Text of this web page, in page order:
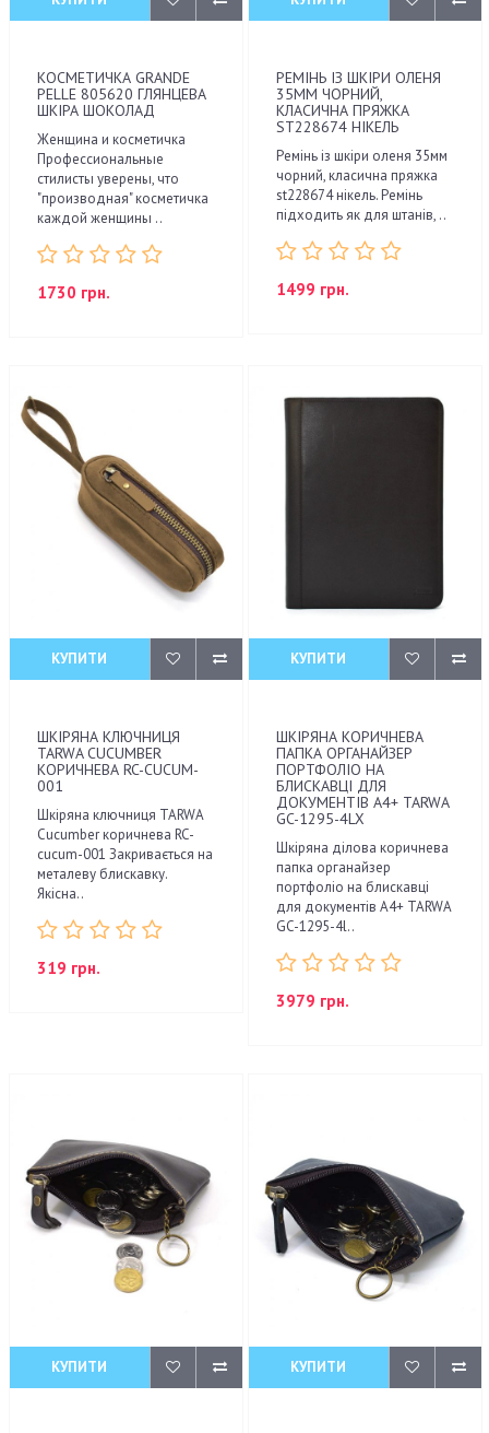
КОСМЕТИЧКА GRANDE
PELLE 805620 ГЛЯНЦЕВА
ШКІРА ШОКОЛАД
Женщина и косметичка
Профессиональные
стилисты уверены, что
"производная" косметичка
каждой женщины ..
1730 грн.
РЕМІНЬ ІЗ ШКІРИ ОЛЕНЯ
35ММ ЧОРНИЙ,
КЛАСИЧНА ПРЯЖКА
ST228674 НІКЕЛЬ
Ремінь із шкіри оленя 35мм
чорний, класична пряжка
st228674 нікель. Ремінь
підходить як для штанів, ..
1499 грн.
КУПИТИ
ШКІРЯНА КЛЮЧНИЦЯ
TARWA CUCUMBER
КОРИЧНЕВА RC-CUCUM-
001
Шкіряна ключниця TARWA
Cucumber коричнева RC-
cucum-001 Закривається на
металеву блискавку.
Якісна..
319 грн.
КУПИТИ
ШКІРЯНА КОРИЧНЕВА
ПАПКА ОРГАНАЙЗЕР
ПОРТФОЛІО НА
БЛИСКАВЦІ ДЛЯ
ДОКУМЕНТІВ А4+ TARWA
GC-1295-4LX
Шкіряна ділова коричнева
папка органайзер
портфоліо на блискавці
для документів А4+ TARWA
GC-1295-4l..
3979 грн.
КУПИТИ КУПИТИ